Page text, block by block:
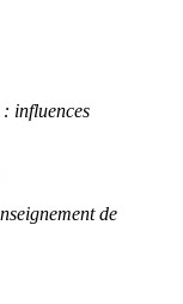
: influences
de